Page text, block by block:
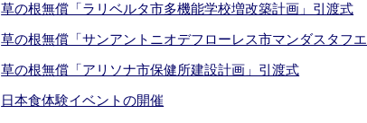
草の根無償「ラリベルタ市多機能学校増改築計画」引渡式
草の根無償「サンアントニオデフローレス市マンダスタフ
草の根無償「アリソナ市保健所建設計画」引渡式
日本食体験イベントの開催